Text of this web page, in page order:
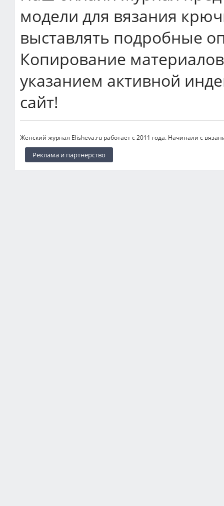
модели для вязания
выставлять подробные
Копирование
указанием активной
сайт!
Женский журнал Elisheva.ru работает с 2011 года. Начинали с
Реклама и партнерство